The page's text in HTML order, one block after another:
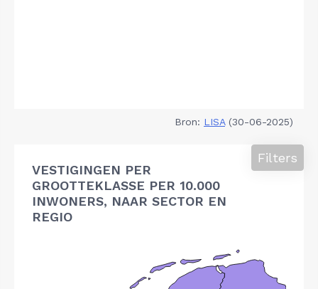
Bron: LISA(30-06-2025)
VESTIGINGEN PER
GROOTTEKLASSE PER 10.000
INWONERS, NAAR SECTOR EN
REGIO
Filters